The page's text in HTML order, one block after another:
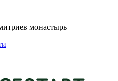
монастырь